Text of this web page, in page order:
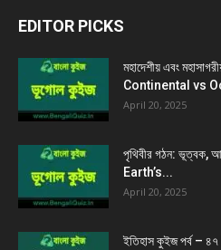
EDITOR PICKS
মহাদেশীয় এবং
Continental vs
April 20, 2025
পৃথিবীর গঠন: ভূত্বক,
Earth’s...
April 20, 2025
ইতিহাস কুইজ পর্ব